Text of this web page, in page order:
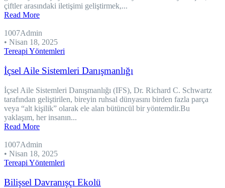
çiftler arasındaki iletişimi geliştirmek,...
Read More
1007Admin
• Nisan 18, 2025
Tereapi Yöntemleri
İçsel Aile Sistemleri Danışmanlığı
İçsel Aile Sistemleri Danışmanlığı (IFS), Dr. Richard C. Schwartz
tarafından geliştirilen, bireyin ruhsal dünyasını birden fazla parça
veya “alt kişilik” olarak ele alan bütüncül bir yöntemdir.Bu
yaklaşım, her insanın...
Read More
1007Admin
• Nisan 18, 2025
Tereapi Yöntemleri
Bilişsel Davranışçı Ekolü